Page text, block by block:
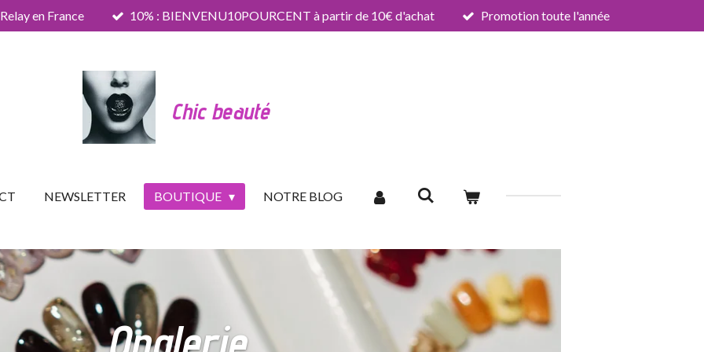
en France 10% : BIENVENU10POURCENT à partir de 10€ d'achat Promotion toute l'année
Chic beauté
NEWSLETTER BOUTIQUE NOTRE BLOG